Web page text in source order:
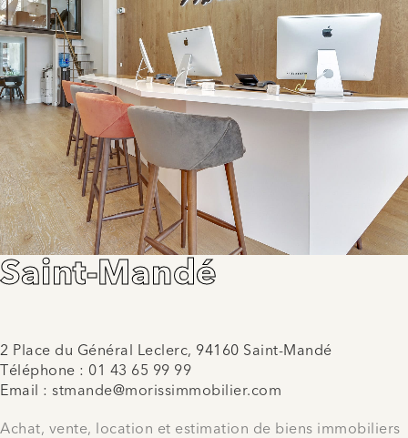
Saint-Mandé
2 Place du Général Leclerc, 94160 Saint-Mandé
Téléphone : 01 43 65 99 99
Email : stmande@morissimmobilier.com
Achat, vente, location et estimation de biens immobiliers